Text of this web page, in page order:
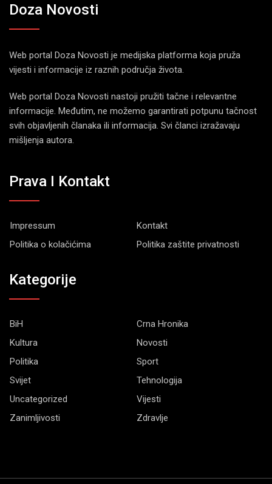
Doza Novosti
Web portal Doza Novosti je medijska platforma koja pruža
vijesti i informacije iz raznih područja života.
Web portal Doza Novosti nastoji pružiti tačne i relevantne
informacije. Međutim, ne možemo garantirati potpunu tačnost
svih objavljenih članaka ili informacija. Svi članci izražavaju
mišljenja autora.
Prava I Kontakt
Impressum
Kontakt
Politika o kolačićima
Politika zaštite privatnosti
Kategorije
BiH
Crna Hronika
Kultura
Novosti
Politika
Sport
Svijet
Tehnologija
Uncategorized
Vijesti
Zanimljivosti
Zdravlje